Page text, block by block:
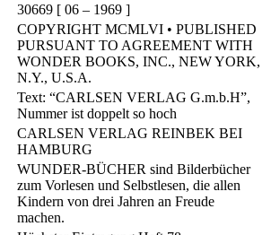
30669 [ 06 – 1969 ]
COPYRIGHT MCMLVI • PUBLISHED
PURSUANT TO AGREEMENT WITH
WONDER BOOKS, INC., NEW YORK,
N.Y., U.S.A.
Text: “CARLSEN VERLAG G.m.b.H”,
Nummer ist doppelt so hoch
CARLSEN VERLAG REINBEK BEI
HAMBURG
WUNDER-BÜCHER sind Bilderbücher
zum Vorlesen und Selbstlesen, die allen
Kindern von drei Jahren an Freude
machen.